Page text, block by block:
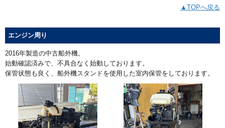
▲TOPへ戻る
エンジン周り
2016年製造の中古船外機。
始動確認済みで、不具合なく始動しております。
保管状態も良く、船外機スタンドを使用した室内保管をしております。